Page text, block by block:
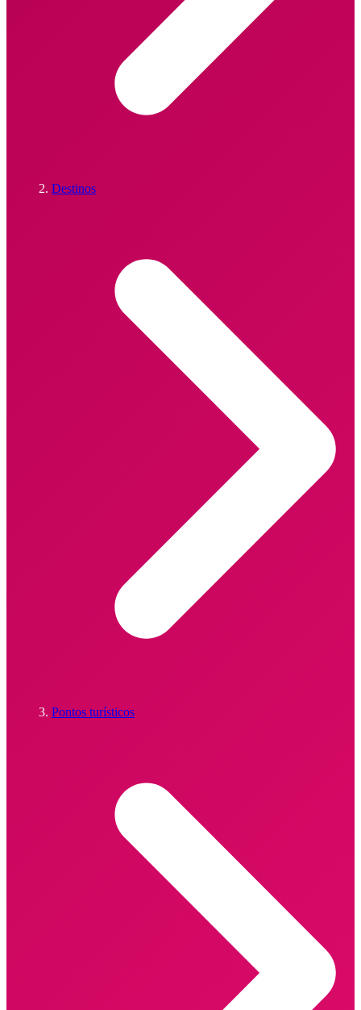
Destinos
Pontos turísticos